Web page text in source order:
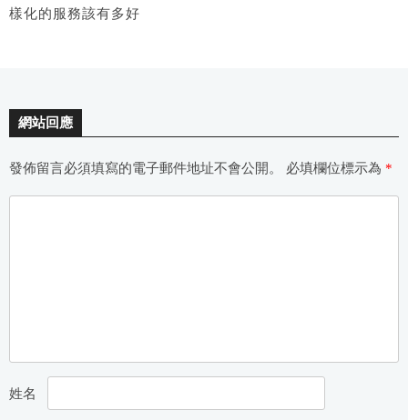
樣化的服務該有多好
網站回應
發佈留言必須填寫的電子郵件地址不會公開。 必填欄位標示為 *
姓名